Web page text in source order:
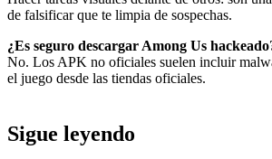
de falsificar que te limpia de sospechas.
¿Es seguro descargar Among Us
No. Los APK no oficiales suelen incluir
el juego desde las tiendas oficiales.
Sigue leyendo